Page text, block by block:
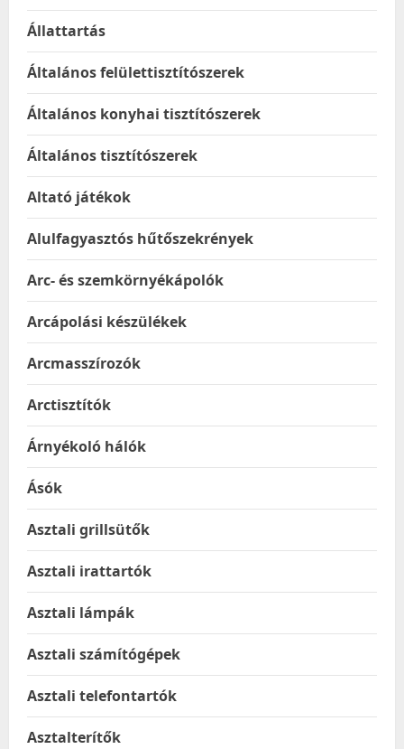
Állattartás
Általános felülettisztítószerek
Általános konyhai tisztítószerek
Általános tisztítószerek
Altató játékok
Alulfagyasztós hűtőszekrények
Arc- és szemkörnyékápolók
Arcápolási készülékek
Arcmasszírozók
Arctisztítók
Árnyékoló hálók
Ásók
Asztali grillsütők
Asztali irattartók
Asztali lámpák
Asztali számítógépek
Asztali telefontartók
Asztalterítők